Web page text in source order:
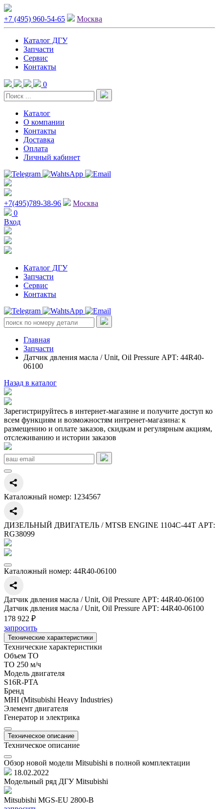
+7 (495) 960-54-65 Москва
Каталог ДГУ
Запчасти
Сервис
Контакты
0
Каталог
О компании
Контакты
Доставка
Оплата
Личный кабинет
+7(495)789-38-96
Москва
0
Вход
Каталог ДГУ
Запчасти
Сервис
Контакты
Главная
Запчасти
Датчик двления масла / Unit, Oil Pressure АРТ: 44R40-
06100
Назад в каталог
Зарегистрируйтесь в интернет-магазине и получите доступ ко
всем функциям и возможностям интренет-магазина: к
размещению и оплате заказов, скидкам и регулярным акциям,
отслеживанию и истории заказов
Каталожный номер: 1234567
ДИЗЕЛЬНЫЙ ДВИГАТЕЛЬ / MTSB ENGINE 1104C-44T АРТ:
RG38099
Каталожный номер: 44R40-06100
Датчик двления масла / Unit, Oil Pressure АРТ: 44R40-06100
Датчик двления масла / Unit, Oil Pressure АРТ: 44R40-06100
178 922 ₽
запросить
Технические характеристики
Технические характеристики
Объем ТО
ТО 250 м/ч
Модель двигателя
S16R-PTA
Бренд
MHI (Mitsubishi Heavy Industries)
Элемент двигателя
Генератор и электрика
Техническое описание
Техническое описание
Обзор новой модели Mitsubishi в полной комплектации
18.02.2022
Модельный ряд ДГУ Mitsubishi
Mitsubishi MGS-EU 2800-B